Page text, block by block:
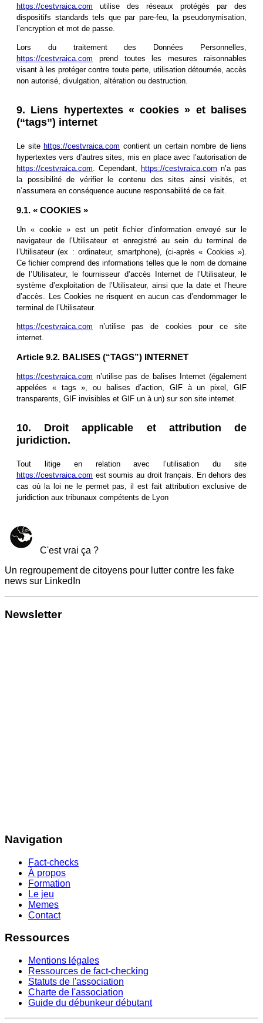
https://cestvraica.com utilise des réseaux protégés par des
dispositifs standards tels que par pare-feu, la pseudonymisation,
l’encryption et mot de passe.
Lors du traitement des Données Personnelles,
https://cestvraica.com prend toutes les mesures raisonnables
visant à les protéger contre toute perte, utilisation détournée, accès
non autorisé, divulgation, altération ou destruction.
9. Liens hypertextes « cookies » et balises
(“tags”) internet
Le site https://cestvraica.com contient un certain nombre de liens
hypertextes vers d’autres sites, mis en place avec l’autorisation de
https://cestvraica.com . Cependant, https://cestvraica.com n’a pas
la possibilité de vérifier le contenu des sites ainsi visités, et
n’assumera en conséquence aucune responsabilité de ce fait.
9.1. « COOKIES »
Un « cookie » est un petit fichier d’information envoyé sur le
navigateur de l’Utilisateur et enregistré au sein du terminal de
l’Utilisateur (ex : ordinateur, smartphone), (ci-après « Cookies »).
Ce fichier comprend des informations telles que le nom de domaine
de l’Utilisateur, le fournisseur d’accès Internet de l’Utilisateur, le
système d’exploitation de l’Utilisateur, ainsi que la date et l’heure
d’accès. Les Cookies ne risquent en aucun cas d’endommager le
terminal de l’Utilisateur.
https://cestvraica.com n’utilise pas de cookies pour ce site
internet.
Article 9.2. BALISES (“TAGS”) INTERNET
https://cestvraica.com n’utilise pas de balises Internet (également
appelées « tags », ou balises d’action, GIF à un pixel, GIF
transparents, GIF invisibles et GIF un à un) sur son site internet.
10. Droit applicable et attribution de
juridiction.
Tout litige en relation avec l’utilisation du site
https://cestvraica.com est soumis au droit français. En dehors des
cas où la loi ne le permet pas, il est fait attribution exclusive de
juridiction aux tribunaux compétents de Lyon
C'est vrai ça ?
Un regroupement de citoyens pour lutter contre les fake
news sur LinkedIn
Newsletter
Navigation
Fact-checks
À propos
Formation
Le jeu
Memes
Contact
Ressources
Mentions légales
Ressources de fact-checking
Statuts de l'association
Charte de l'association
Guide du débunkeur débutant